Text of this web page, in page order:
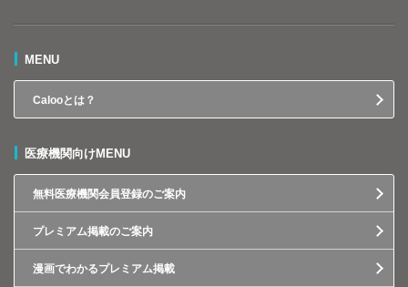
MENU
Calooとは？
医療機関向けMENU
無料医療機関会員登録のご案内
プレミアム掲載のご案内
漫画でわかるプレミアム掲載